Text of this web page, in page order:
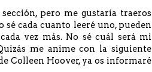
pero me gustaría traeros
sé cada cuanto leeré uno, pueden
vez más. No sé cuál será mi
me anime con la siguiente
Colleen Hoover, ya os informaré